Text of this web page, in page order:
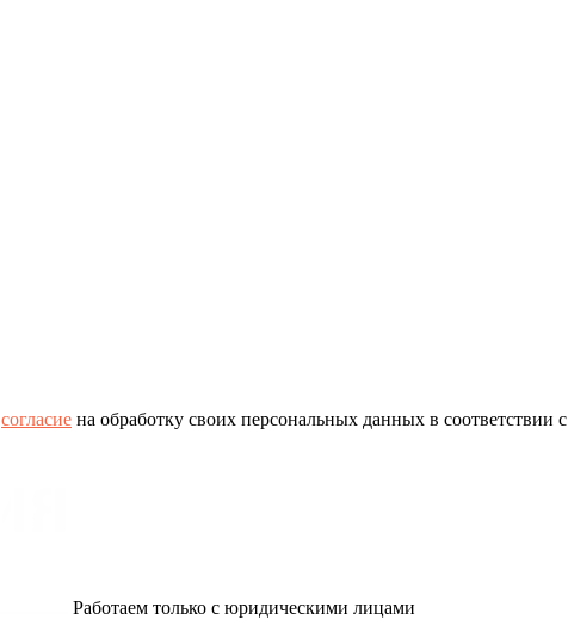
согласие на обработку своих персональных данных в соответствии с
Работаем только с юридическими лицами